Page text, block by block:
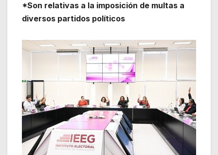
*Son relativas a la imposición de multas a
diversos partidos políticos